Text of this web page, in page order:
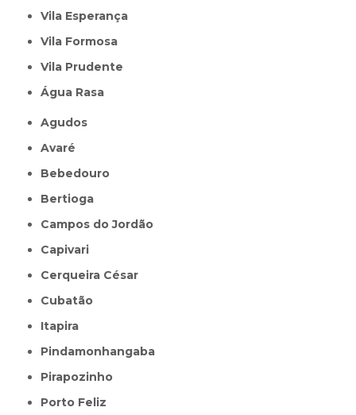
Vila Esperança
Vila Formosa
Vila Prudente
Água Rasa
Agudos
Avaré
Bebedouro
Bertioga
Campos do Jordão
Capivari
Cerqueira César
Cubatão
Itapira
Pindamonhangaba
Pirapozinho
Porto Feliz